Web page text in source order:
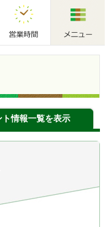
営業時間
ト情報一覧を表示